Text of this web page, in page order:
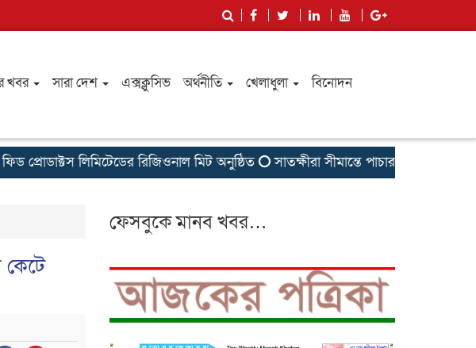
খবর সারা দেশ এক্সক্লুসিভ অর্থনীতি খেলাধুলা
বিনোদন
লিমিটেডের রিজিওনাল মিট অনুষ্ঠিত সাতক্ষীরা সীমান্তে পাচারকালে ১৫টি
কেটে
ফেসবুকে মানব খবর…